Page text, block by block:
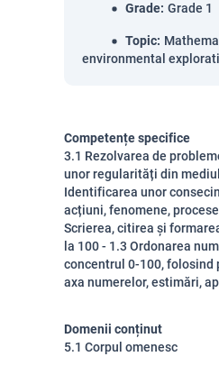
Grade: Grade 1
Topic:
environmental
Competențe specifice
3.1 Rezolvarea de
unor regularități din
Identificarea unor
acțiuni, fenomene,
Scrierea, citirea și
la 100 - 1.3 Ordonarea
concentrul 0-100, folosind
axa numerelor, estimări,
Domenii conținut
5.1 Corpul omenesc